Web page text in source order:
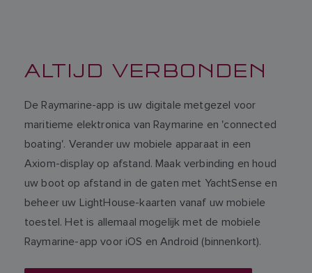
ALTIJD VERBONDEN
De Raymarine-app is uw digitale metgezel voor
maritieme elektronica van Raymarine en 'connected
boating'. Verander uw mobiele apparaat in een
Axiom-display op afstand. Maak verbinding en houd
uw boot op afstand in de gaten met YachtSense en
beheer uw LightHouse-kaarten vanaf uw mobiele
toestel. Het is allemaal mogelijk met de mobiele
Raymarine-app voor iOS en Android (binnenkort).